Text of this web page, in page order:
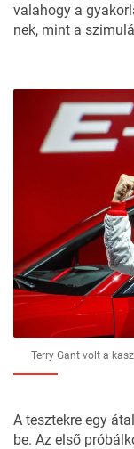
valahogy a
nek, mint a
Terry Gant volt a
A tesztekre egy
be. Az első